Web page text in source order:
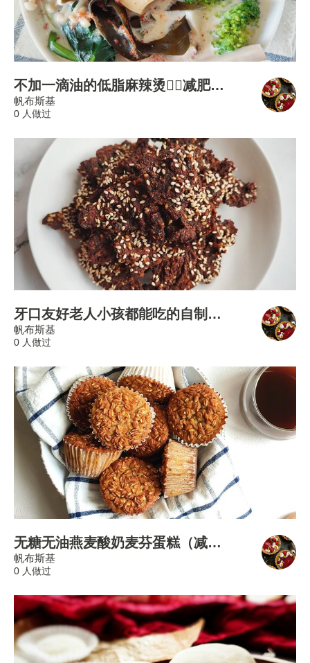
不加一滴油的低脂麻辣烫👍🏻减肥不必只吃沙拉啦
帆布斯基
0 人做过
牙口友好老人小孩都能吃的自制牛肉干（香辣/咖喱两味好吃不加一滴油）
帆布斯基
0 人做过
无糖无油燕麦酸奶麦芬蛋糕（减脂期早餐）
帆布斯基
0 人做过